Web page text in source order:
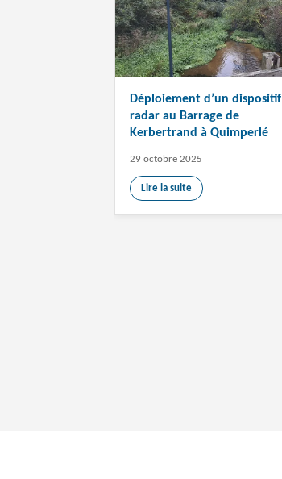
Déploiement d’un dispositif
radar au Barrage de
Kerbertrand à Quimperlé
29 octobre 2025
Lire la suite